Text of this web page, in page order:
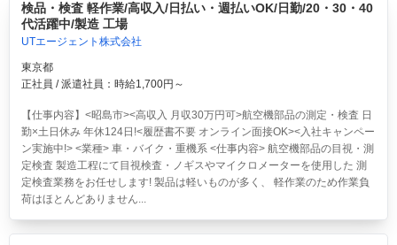
検品・検査 軽作業/高収入/日払い・週払いOK/日勤/20・30・40
代活躍中/製造 工場
UTエージェント株式会社
東京都
正社員 / 派遣社員：時給1,700円～
【仕事内容】<昭島市><高収入 月収30万円可>航空機部品の測定・検査 日
勤×土日休み 年休124日!<履歴書不要 オンライン面接OK><入社キャンペー
ン実施中!> <業種> 車・バイク・重機系 <仕事内容> 航空機部品の目視・測
定検査 製造工程にて目視検査・ノギスやマイクロメーターを使用した 測
定検査業務をお任せします! 製品は軽いものが多く、 軽作業のため作業負
荷はほとんどありません...